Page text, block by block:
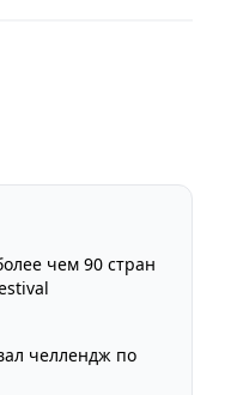
чем 90 стран
челлендж по